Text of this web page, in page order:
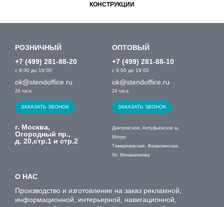
КОНСТРУКЦИИ
РОЗНИЧНЫЙ
+7 (499) 281-88-20
с 9:00 до 19:00
ok@stendoffice.ru
24 часа
ЗАКАЗАТЬ ЗВОНОК
ОПТОВЫЙ
+7 (499) 281-88-10
с 9:00 до 19:00
ok@stendoffice.ru
24 часа
ЗАКАЗАТЬ ЗВОНОК
г. Москва,
Огородный пр.,
д. 20,стр.1 и стр.2
Дмитровское, Алтуфьевское ш.
Метро:
Тимирязевская, Фонвизинская,
Ул. Милашенкова
О НАС
Производство и изготовление на заказ рекламной,
информационной, интерьерной, навигационной,